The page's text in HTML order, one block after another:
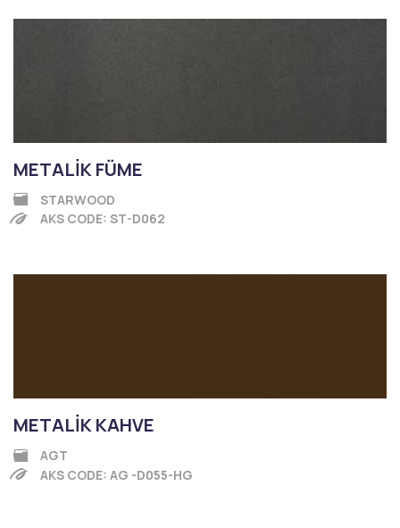
METALİK FÜME
STARWOOD
AKS CODE: ST-D062
METALİK KAHVE
AGT
AKS CODE: AG -D055-HG